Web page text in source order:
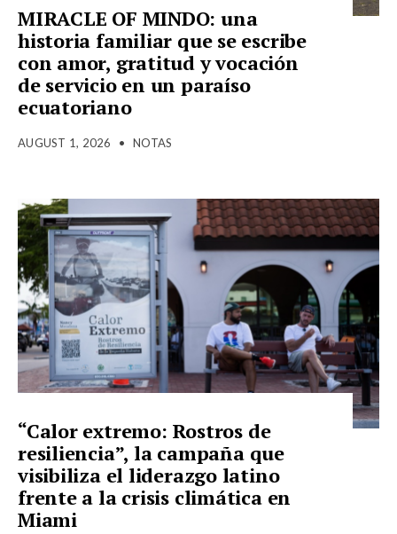
MIRACLE OF MINDO: una
historia familiar que se escribe
con amor, gratitud y vocación
de servicio en un paraíso
ecuatoriano
AUGUST 1, 2026 • NOTAS
“Calor extremo: Rostros de
resiliencia”, la campaña que
visibiliza el liderazgo latino
frente a la crisis climática en
Miami